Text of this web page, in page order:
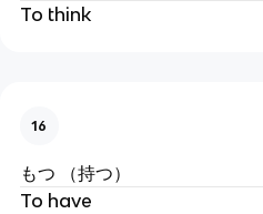
To think
16
もつ （持つ）
To have